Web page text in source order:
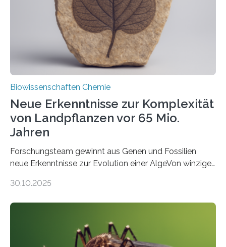
Funktionsfähigkeit der Organellen entscheidend ist. Die
Studie wurde am 28. Oktober 2025 in der
Fachzeitschrift…
Biowissenschaften Chemie
Neue Erkenntnisse zur Komplexität
von Landpflanzen vor 65 Mio.
Jahren
Forschungsteam gewinnt aus Genen und Fossilien
neue Erkenntnisse zur Evolution einer AlgeVon winzigen
Landpflanzen zählen zu den komplexesten
Grünalgen, die vor Hunderten von Millionen Jahren
lebten. Unter den Vorfahren sticht eine Gruppe heraus,
30.10.2025